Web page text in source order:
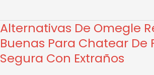
Alternativas De Omegle
Buenas Para Chatear De
Segura Con Extraños
Alternativas
De
Omegle
Realmente